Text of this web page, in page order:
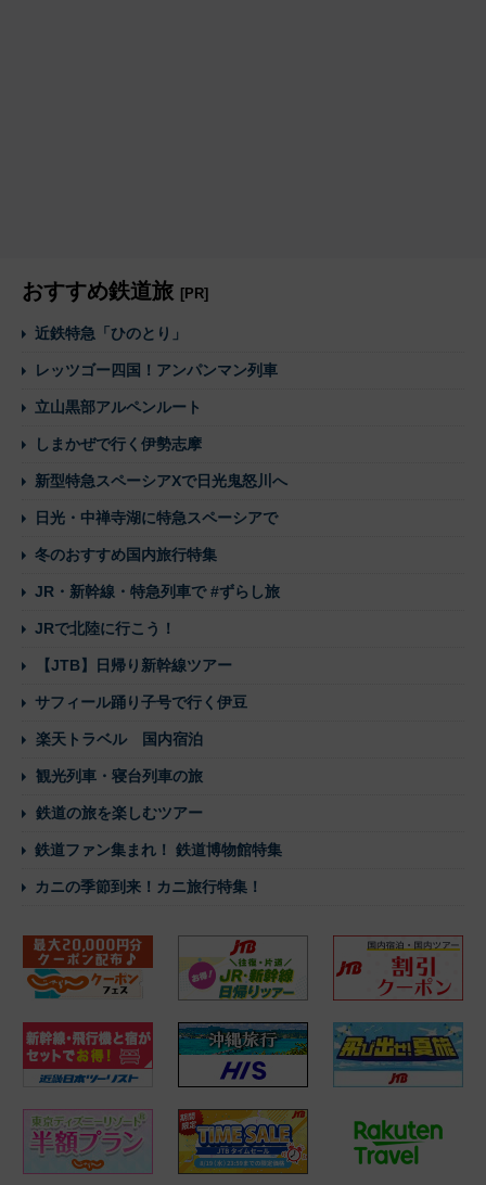
おすすめ鉄道旅 [PR]
近鉄特急「ひのとり」
レッツゴー四国！アンパンマン列車
立山黒部アルペンルート
しまかぜで行く伊勢志摩
新型特急スペーシアXで日光鬼怒川へ
日光・中禅寺湖に特急スペーシアで
冬のおすすめ国内旅行特集
JR・新幹線・特急列車で #ずらし旅
JRで北陸に行こう！
【JTB】日帰り新幹線ツアー
サフィール踊り子号で行く伊豆
楽天トラベル 国内宿泊
観光列車・寝台列車の旅
鉄道の旅を楽しむツアー
鉄道ファン集まれ！ 鉄道博物館特集
カニの季節到来！カニ旅行特集！